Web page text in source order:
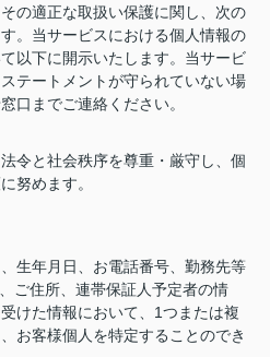
の適正な取扱い保護に関し、次の
。当サービスにおける個人情報の
以下に開示いたします。当サービ
テートメントが守られていない場
口までご連絡ください。
令と社会秩序を尊重・厳守し、個
努めます。
生年月日、お電話番号、勤務先等
ご住所、連帯保証人予定者の情
けた情報において、1つまたは複
お客様個人を特定することのでき